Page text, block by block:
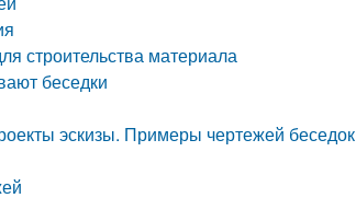
строительства материала
беседки
эскизы. Примеры чертежей